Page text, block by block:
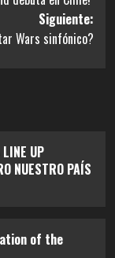
Siguiente:
Wars sinfónico?
UP
NUESTRO PAÍS
of the